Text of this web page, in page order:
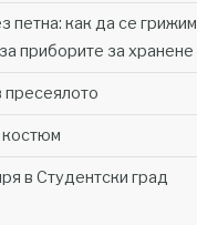
петна: как да се грижим
приборите за хранене
пресеялото
костюм
в Студентски град